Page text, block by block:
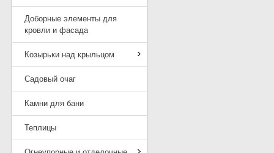
Доборные элементы для
кровли и фасада
Козырьки над крыльцом
Садовый очаг
Камни для бани
Теплицы